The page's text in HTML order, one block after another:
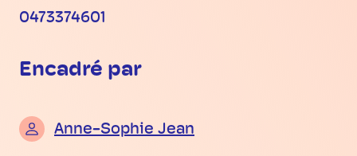
0473374601
Encadré par
Anne-Sophie Jean